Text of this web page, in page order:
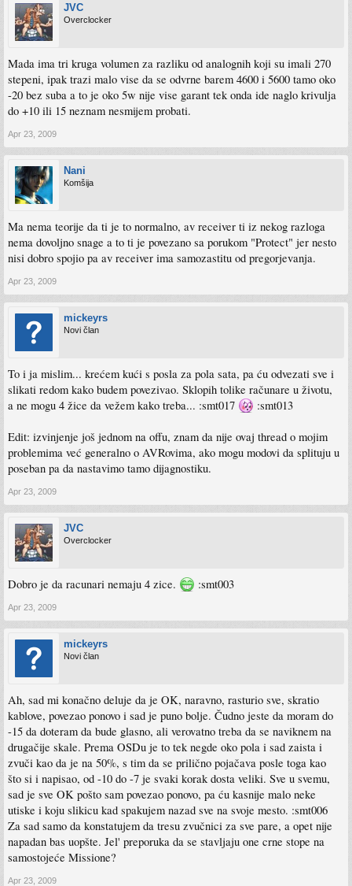
JVC
Overclocker
Mada ima tri kruga volumen za razliku od analognih koji su imali 270
stepeni, ipak trazi malo vise da se odvrne barem 4600 i 5600 tamo oko
-20 bez suba a to je oko 5w nije vise garant tek onda ide naglo krivulja
do +10 ili 15 neznam nesmijem probati.
Apr 23, 2009
Nani
Komšija
Ma nema teorije da ti je to normalno, av receiver ti iz nekog razloga
nema dovoljno snage a to ti je povezano sa porukom "Protect" jer nesto
nisi dobro spojio pa av receiver ima samozastitu od pregorjevanja.
Apr 23, 2009
mickeyrs
Novi član
To i ja mislim... krećem kući s posla za pola sata, pa ću odvezati sve i
slikati redom kako budem povezivao. Sklopih tolike računare u životu,
a ne mogu 4 žice da vežem kako treba... :smt017
:smt013
Edit: izvinjenje još jednom na offu, znam da nije ovaj thread o mojim
problemima već generalno o AVRovima, ako mogu modovi da splituju u
poseban pa da nastavimo tamo dijagnostiku.
Apr 23, 2009
JVC
Overclocker
Dobro je da racunari nemaju 4 zice. :smt003
Apr 23, 2009
mickeyrs
Novi član
Ah, sad mi konačno deluje da je OK, naravno, rasturio sve, skratio
kablove, povezao ponovo i sad je puno bolje. Čudno jeste da moram do
-15 da doteram da bude glasno, ali verovatno treba da se naviknem na
drugačije skale. Prema OSDu je to tek negde oko pola i sad zaista i
zvuči kao da je na 50%, s tim da se prilično pojačava posle toga kao
što si i napisao, od -10 do -7 je svaki korak dosta veliki. Sve u svemu,
sad je sve OK pošto sam povezao ponovo, pa ću kasnije malo neke
utiske i koju slikicu kad spakujem nazad sve na svoje mesto. :smt006
Za sad samo da konstatujem da tresu zvučnici za sve pare, a opet nije
napadan bas uopšte. Jel' preporuka da se stavljaju one crne stope na
samostojeće Missione?
Apr 23, 2009